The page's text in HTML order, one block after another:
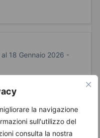
la navigazione
sull'utilizzo del
consulta la nostra
18 Gennaio 2026 -
sorrisi e
del ballo!
Zeda 3